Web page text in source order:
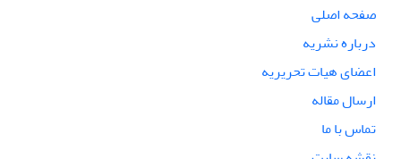
صفحه اصلی
درباره نشریه
اعضای هیات تحریریه
ارسال مقاله
تماس با ما